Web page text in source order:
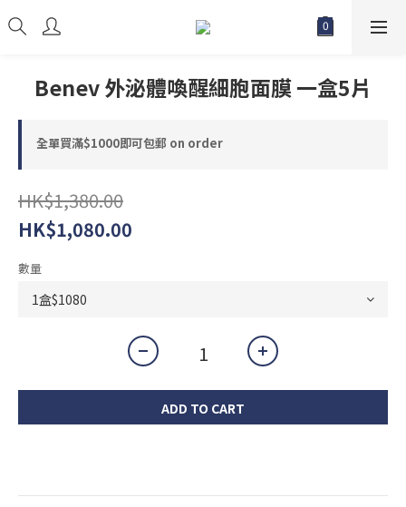
Benev 外泌體喚醒細胞面膜 一盒5片
全單買滿$1000即可包郵 on order
HK$1,380.00
HK$1,080.00
數量
ADD TO CART